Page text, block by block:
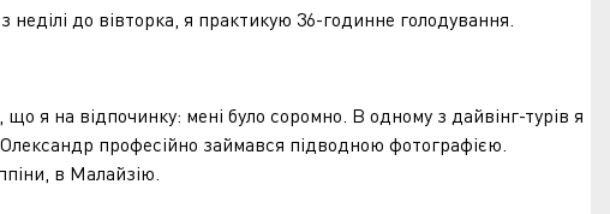
до вівторка, я практикую 36-годинне голодування.
я на відпочинку: мені було соромно. В одному з дайвінг-турів я
професійно займався підводною фотографією.
в Малайзію.